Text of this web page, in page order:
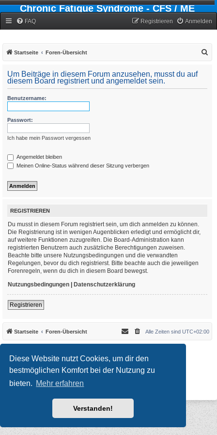
Diese Website nutzt Cookies, um dir den
bestmöglichen Komfort bei der Nutzung zu
bieten. Mehr erfahren
Verstanden!
Chronic Fatigue Syndrome - CFS / ME
FAQ Anmelden
Registrieren
Startseite Foren-Übersicht
Um Beiträge in diesem Forum anzusehen, musst du auf
diesem Board registriert und angemeldet sein.
Benutzername:
Passwort:
Ich habe mein Passwort vergessen
Angemeldet bleiben
Meinen Online-Status während dieser Sitzung verbergen
REGISTRIEREN
Du musst in diesem Forum registriert sein, um dich anmelden zu können.
Die Registrierung ist in wenigen Augenblicken erledigt und ermöglicht dir,
auf weitere Funktionen zuzugreifen. Die Board-Administration kann
registrierten Benutzern auch zusätzliche Berechtigungen zuweisen.
Beachte bitte unsere Nutzungsbedingungen und die verwandten
Regelungen, bevor du dich registrierst. Bitte beachte auch die jeweiligen
Forenregeln, wenn du dich in diesem Board bewegst.
Nutzungsbedingungen | Datenschutzerklärung
Registrieren
Startseite Foren-Übersicht Alle Zeiten sind UTC+02:00
Updated to 3.3.x by
MannixMD
*Style version: 3.4.10
Powered byphpBB ® Forum Software © phpBB Limited
Datenschutz